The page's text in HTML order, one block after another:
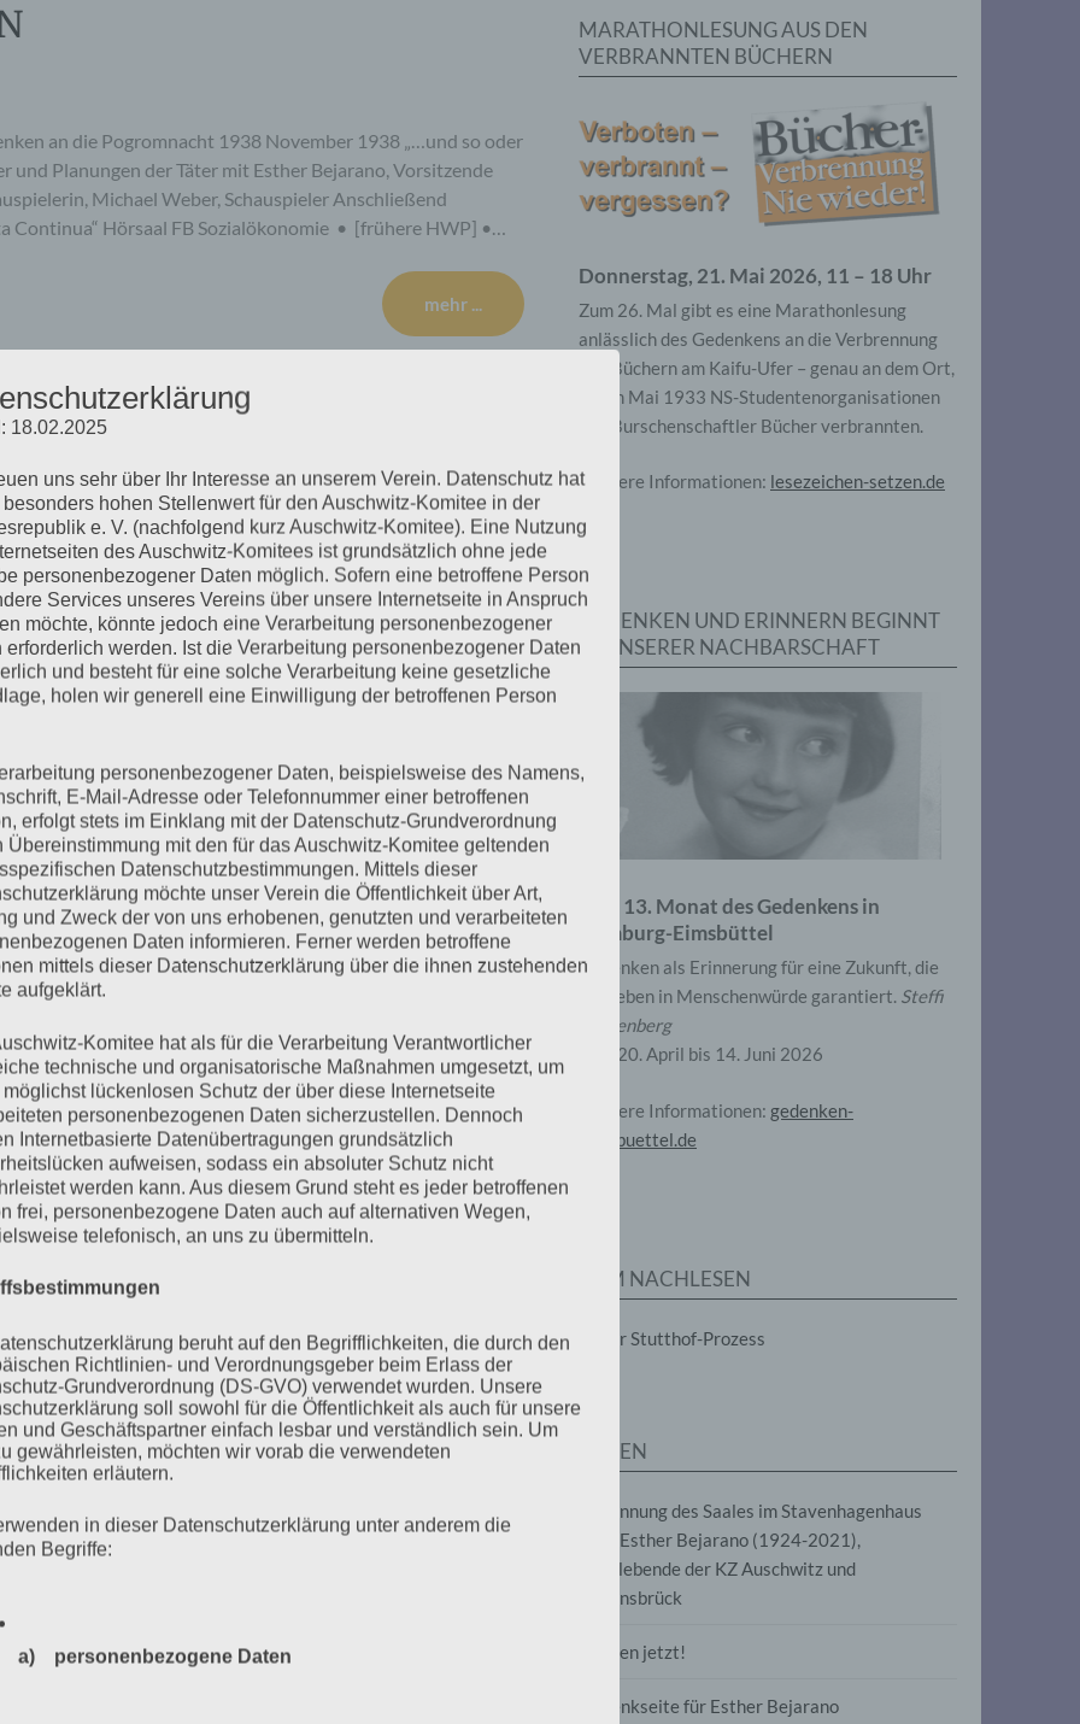
an die Pogromnacht 1938 November 1938 „…und so oder
und Planungen der Täter mit Esther Bejarano, Vorsitzende
Michael Weber, Schauspieler Anschließend
Continua“ Hörsaal FB Sozialökonomie • [frühere HWP] •…
mehr ...
Veranstaltung des
Gedenken an die
Göring 12.11.1938) November 1938 –Pogromnacht:
Bejarano,Vorsitzende des Auschwitz-KomiteesRuth Marie
Konzert:Bejarano & Microphone Mafia mit „La
HWP] • Universität HamburgVon-Melle-Park 9 • auf dem
mehr ...
nach PalästinaMit Esther Bejarano, Dr. Erika Hirsch,
Michael Weber (Schauspieler). Moderation: Susanne
Maike Spieker (Klarinette), Taly Almagor (Geige,
und Shekib Mosadeq (afghanischer Liedermacher Das „Land
mehr ...
an die Pogromnacht 1938 „Damit es die ganze Welt
der griechischen Jüdinnen und Juden und die deutsche
Rolf Becker, Dr. Dr. Karl Heinz Roth Vortrag: Der
um Entschädigung… Sowie…
MARATHONLESUNG AUS DEN
VERBRANNTEN BÜCHERN
Donnerstag, 21. Mai 2026, 11 – 18 Uhr
Zum 26. Mal gibt es eine Marathonlesung
anlässlich des Gedenkens an die Verbrennung
von Büchern am Kaifu-Ufer – genau an dem Ort,
wo im Mai 1933 NS-Studentenorganisationen
und Burschenschaftler Bücher verbrannten.
Weitere Informationen: lesezeichen-setzen.de
GEDENKEN UND ERINNERN BEGINNT
IN UNSERER NACHBARSCHAFT
Zum 13. Monat des Gedenkens in
Hamburg-Eimsbüttel
Gedenken als Erinnerung für eine Zukunft, die
ein Leben in Menschenwürde garantiert. Steffi
Wittenberg
Vom 20. April bis 14. Juni 2026
Weitere Informationen: gedenken-
eimsbuettel.de
ZUM NACHLESEN
Der Stutthof-Prozess
SEITEN
Benennung des Saales im Stavenhagenhaus
nach Esther Bejarano (1924-2021),
Überlebende der KZ Auschwitz und
Ravensbrück
Frieden jetzt!
Gedenkseite für Esther Bejarano
18.02.2025
uns sehr über Ihr Interesse an unserem Verein. Datenschutz hat
hohen Stellenwert für den Auschwitz-Komitee in der
e. V. (nachfolgend kurz Auschwitz-Komitee). Eine Nutzung
des Auschwitz-Komitees ist grundsätzlich ohne jede
personenbezogener Daten möglich. Sofern eine betroffene Person
Services unseres Vereins über unsere Internetseite in Anspruch
möchte, könnte jedoch eine Verarbeitung personenbezogener
erforderlich werden. Ist die Verarbeitung personenbezogener Daten
und besteht für eine solche Verarbeitung keine gesetzliche
holen wir generell eine Einwilligung der betroffenen Person
personenbezogener Daten, beispielsweise des Namens,
E-Mail-Adresse oder Telefonnummer einer betroffenen
erfolgt stets im Einklang mit der Datenschutz-Grundverordnung
Übereinstimmung mit den für das Auschwitz-Komitee geltenden
Datenschutzbestimmungen. Mittels dieser
möchte unser Verein die Öffentlichkeit über Art,
und Zweck der von uns erhobenen, genutzten und verarbeiteten
Daten informieren. Ferner werden betroffene
mittels dieser Datenschutzerklärung über die ihnen zustehenden
aufgeklärt.
Komitee hat als für die Verarbeitung Verantwortlicher
technische und organisatorische Maßnahmen umgesetzt, um
lückenlosen Schutz der über diese Internetseite
personenbezogenen Daten sicherzustellen. Dennoch
Internetbasierte Datenübertragungen grundsätzlich
aufweisen, sodass ein absoluter Schutz nicht
werden kann. Aus diesem Grund steht es jeder betroffenen
frei, personenbezogene Daten auch auf alternativen Wegen,
telefonisch, an uns zu übermitteln.
beruht auf den Begrifflichkeiten, die durch den
Richtlinien- und Verordnungsgeber beim Erlass der
Grundverordnung (DS-GVO) verwendet wurden. Unsere
soll sowohl für die Öffentlichkeit als auch für unsere
und Geschäftspartner einfach lesbar und verständlich sein. Um
gewährleisten, möchten wir vorab die verwendeten
erläutern.
in dieser Datenschutzerklärung unter anderem die
Begriffe:
a) personenbezogene Daten